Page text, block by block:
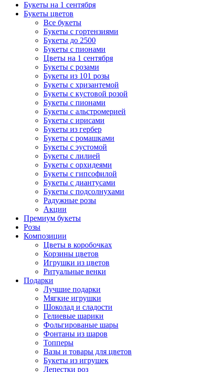
Букеты на 1 сентября
Букеты цветов
Все букеты
Букеты с гортензиями
Букеты до 2500
Букеты с пионами
Цветы на 1 сентября
Букеты с розами
Букеты из 101 розы
Букеты с хризантемой
Букеты с кустовой розой
Букеты с пионами
Букеты с альстромерией
Букеты с ирисами
Букеты из гербер
Букеты с ромашками
Букеты с эустомой
Букеты с лилией
Букеты с орхидеями
Букеты с гипсофилой
Букеты с диантусами
Букеты с подсолнухами
Радужные розы
Акции
Премиум букеты
Розы
Композиции
Цветы в коробочках
Корзины цветов
Игрушки из цветов
Ритуальные венки
Подарки
Лучшие подарки
Мягкие игрушки
Шоколад и сладости
Гелиевые шарики
Фольгированые шары
Фонтаны из шаров
Топперы
Вазы и товары для цветов
Букеты из игрушек
Лепестки роз